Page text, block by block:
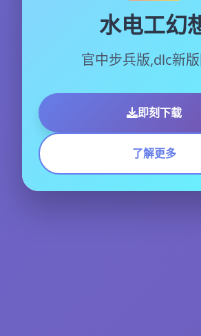
水电工幻
官中步兵版,dlc新
即刻下载
了解更多